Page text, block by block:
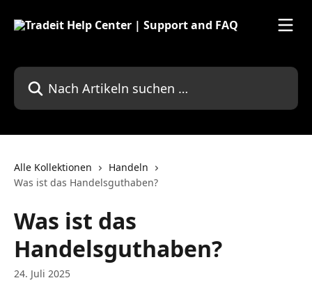
Nach Artikeln suchen …
Alle Kollektionen
Handeln
Was ist das Handelsguthaben?
Was ist das
Handelsguthaben?
24. Juli 2025